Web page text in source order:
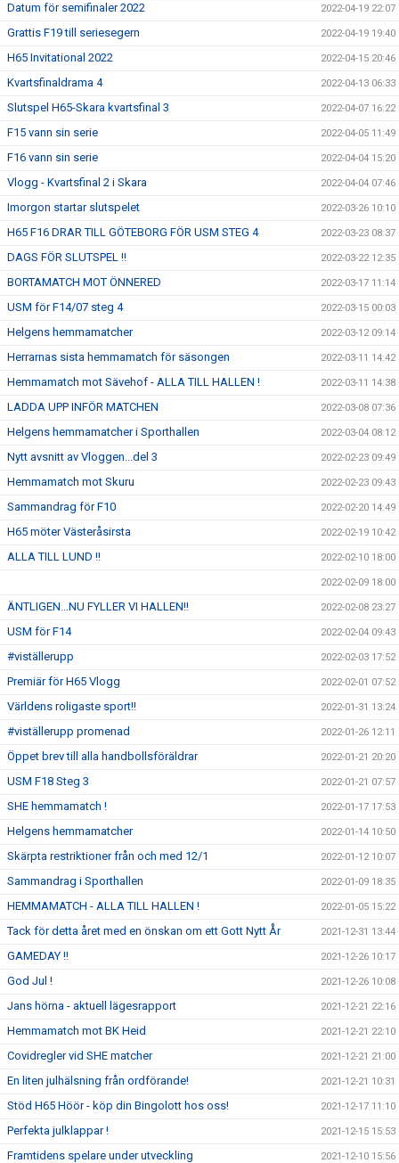
Datum för semifinaler 2022 2022-04-19 22:07
Grattis F19 till seriesegern 2022-04-19 19:40
H65 Invitational 2022 2022-04-15 20:46
Kvartsfinaldrama 4 2022-04-13 06:33
Slutspel H65-Skara kvartsfinal 3 2022-04-07 16:22
F15 vann sin serie 2022-04-05 11:49
F16 vann sin serie 2022-04-04 15:20
Vlogg - Kvartsfinal 2 i Skara 2022-04-04 07:46
Imorgon startar slutspelet 2022-03-26 10:10
H65 F16 DRAR TILL GÖTEBORG FÖR USM STEG 4 2022-03-23 08:37
DAGS FÖR SLUTSPEL !! 2022-03-22 12:35
BORTAMATCH MOT ÖNNERED 2022-03-17 11:14
USM för F14/07 steg 4 2022-03-15 00:03
Helgens hemmamatcher 2022-03-12 09:14
Herrarnas sista hemmamatch för säsongen 2022-03-11 14:42
Hemmamatch mot Sävehof - ALLA TILL HALLEN ! 2022-03-11 14:38
LADDA UPP INFÖR MATCHEN 2022-03-08 07:36
Helgens hemmamatcher i Sporthallen 2022-03-04 08:12
Nytt avsnitt av Vloggen...del 3 2022-02-23 09:49
Hemmamatch mot Skuru 2022-02-23 09:43
Sammandrag för F10 2022-02-20 14:49
H65 möter Västeråsirsta 2022-02-19 10:42
ALLA TILL LUND !! 2022-02-10 18:00
2022-02-09 18:00
ÄNTLIGEN...NU FYLLER VI HALLEN!! 2022-02-08 23:27
USM för F14 2022-02-04 09:43
#viställerupp 2022-02-03 17:52
Premiär för H65 Vlogg 2022-02-01 07:52
Världens roligaste sport!! 2022-01-31 13:24
#viställerupp promenad 2022-01-26 12:11
Öppet brev till alla handbollsföräldrar 2022-01-21 20:20
USM F18 Steg 3 2022-01-21 07:57
SHE hemmamatch ! 2022-01-17 17:53
Helgens hemmamatcher 2022-01-14 10:50
Skärpta restriktioner från och med 12/1 2022-01-12 10:07
Sammandrag i Sporthallen 2022-01-09 18:35
HEMMAMATCH - ALLA TILL HALLEN ! 2022-01-05 15:22
Tack för detta året med en önskan om ett Gott Nytt År 2021-12-31 13:44
GAMEDAY !! 2021-12-26 10:17
God Jul ! 2021-12-26 10:08
Jans hörna - aktuell lägesrapport 2021-12-21 22:16
Hemmamatch mot BK Heid 2021-12-21 22:10
Covidregler vid SHE matcher 2021-12-21 21:00
En liten julhälsning från ordförande! 2021-12-21 10:31
Stöd H65 Höör - köp din Bingolott hos oss! 2021-12-17 11:10
Perfekta julklappar ! 2021-12-15 15:53
Framtidens spelare under utveckling 2021-12-10 15:56